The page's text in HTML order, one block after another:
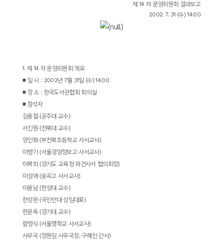
제 14 차 운영위원회 결과보고
2002. 7. 31 (수) 14:00
1. 제 14 차 운영위원회 개요
■ 일 시 : 2002년 7월 31일 (수) 14:00
■ 장 소 : 한국도서관협회 회의실
■ 참석자
김용철 (공주대 교수)
서진원 (전북대 교수)
양인화 (부천북초등학교 사서교사)
이병기 (서울경영정보고 사서교사)
이복희 (경기도 교육청 파견사서 협의회장)
이성애 (송곡고 사서교사)
이용남 (한성대 교수)
한상완 (국민연대 상임대표)
한윤옥 (경기대 교수)
함명식 (서울맹학교 사서교사)
사무국 (정원임 사무국장,구혜진 간사)